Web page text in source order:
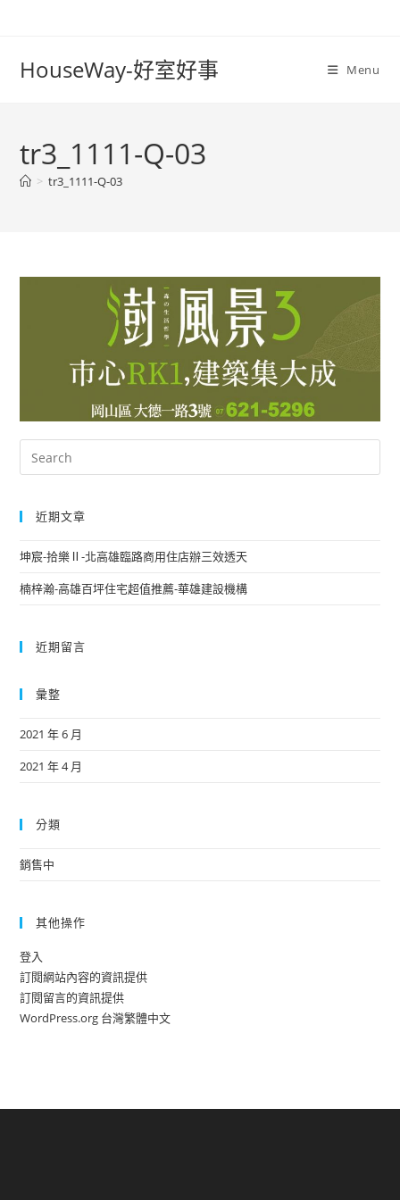
HouseWay-好室好事 Menu
tr3_1111-Q-03
> tr3_1111-Q-03
近期文章
坤宸-拾樂Ⅱ-北高雄臨路商用住店辦三效透天
楠梓瀚-高雄百坪住宅超值推薦-華雄建設機構
近期留言
彙整
2021 年 6 月
2021 年 4 月
分類
銷售中
其他操作
登入
訂閱網站內容的資訊提供
訂閱留言的資訊提供
WordPress.org 台灣繁體中文